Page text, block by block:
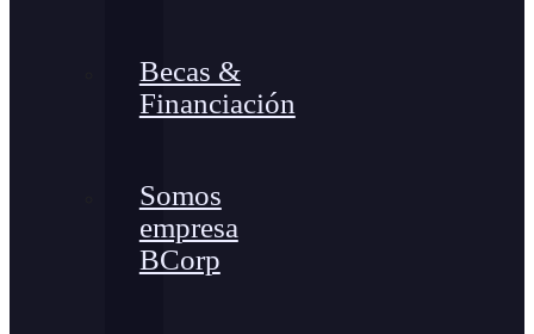
Becas &
Financiación
Somos
empresa
BCorp